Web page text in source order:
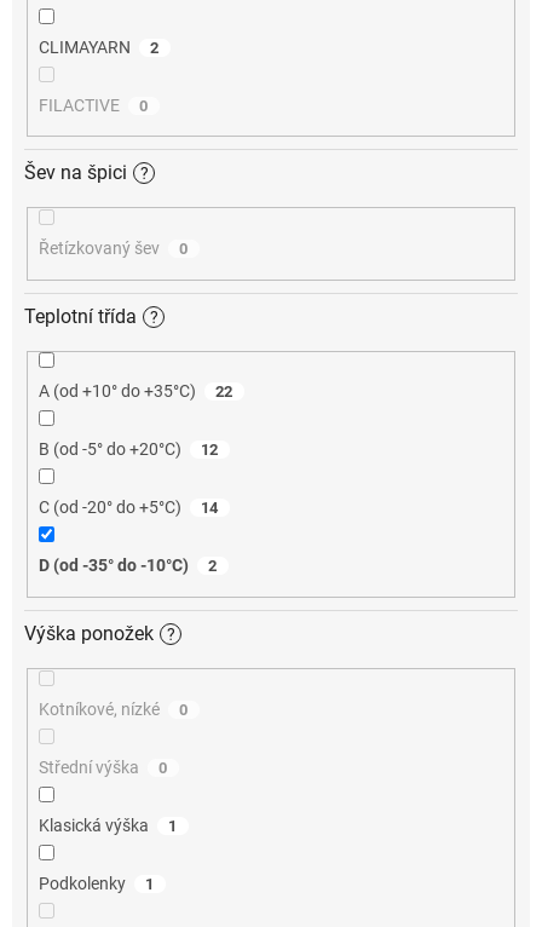
CLIMAYARN 2
FILACTIVE 0
Šev na špici ?
Řetízkovaný šev 0
Teplotní třída ?
A (od +10° do +35°C) 22
B (od -5° do +20°C) 12
C (od -20° do +5°C) 14
D (od -35° do -10°C) 2
Výška ponožek ?
Kotníkové, nízké 0
Střední výška 0
Klasická výška 1
Podkolenky 1